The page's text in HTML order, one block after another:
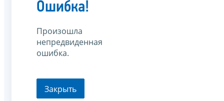
Ошибка!
Произошла
непредвиденная
ошибка.
Закрыть